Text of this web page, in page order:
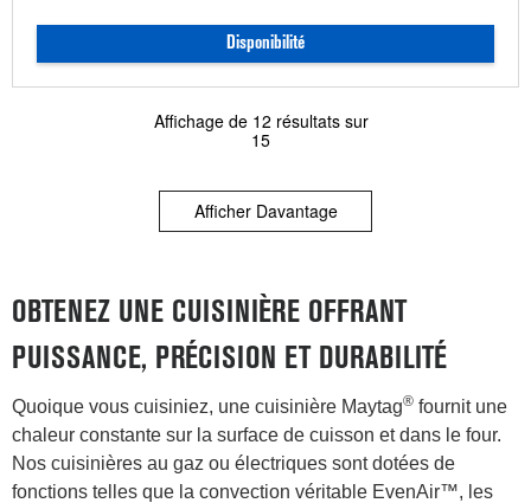
Disponibilité
Afficher Davantage
Affichage de 12 résultats sur
15
OBTENEZ UNE CUISINIÈRE OFFRANT
PUISSANCE, PRÉCISION ET DURABILITÉ
Quoique vous cuisiniez, une cuisinière Maytag® fournit une
chaleur constante sur la surface de cuisson et dans le four.
Nos cuisinières au gaz ou électriques sont dotées de
fonctions telles que la convection véritable EvenAir™, les